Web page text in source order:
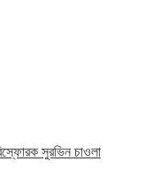
সুরভিন চাওলা